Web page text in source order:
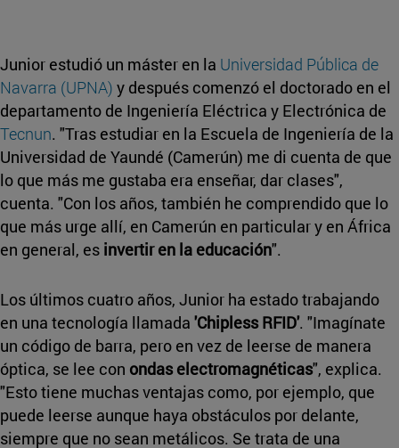
Junior estudió un máster en la Universidad Pública de
Navarra (UPNA) y después comenzó el doctorado en el
departamento de Ingeniería Eléctrica y Electrónica de
Tecnun. "Tras estudiar en la Escuela de Ingeniería de la
Universidad de Yaundé (Camerún) me di cuenta de que
lo que más me gustaba era enseñar, dar clases",
cuenta. "Con los años, también he comprendido que lo
que más urge allí, en Camerún en particular y en África
en general, es invertir en la educación".
Los últimos cuatro años, Junior ha estado trabajando
en una tecnología llamada 'Chipless RFID'. "Imagínate
un código de barra, pero en vez de leerse de manera
óptica, se lee con ondas electromagnéticas", explica.
"Esto tiene muchas ventajas como, por ejemplo, que
puede leerse aunque haya obstáculos por delante,
siempre que no sean metálicos. Se trata de una